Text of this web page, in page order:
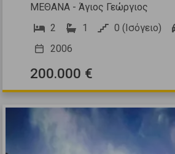
ΜΕΘΑΝΑ - Άγιος Γεώργιος
2
1 0 (Ισόγειο)
2006
200.000 €